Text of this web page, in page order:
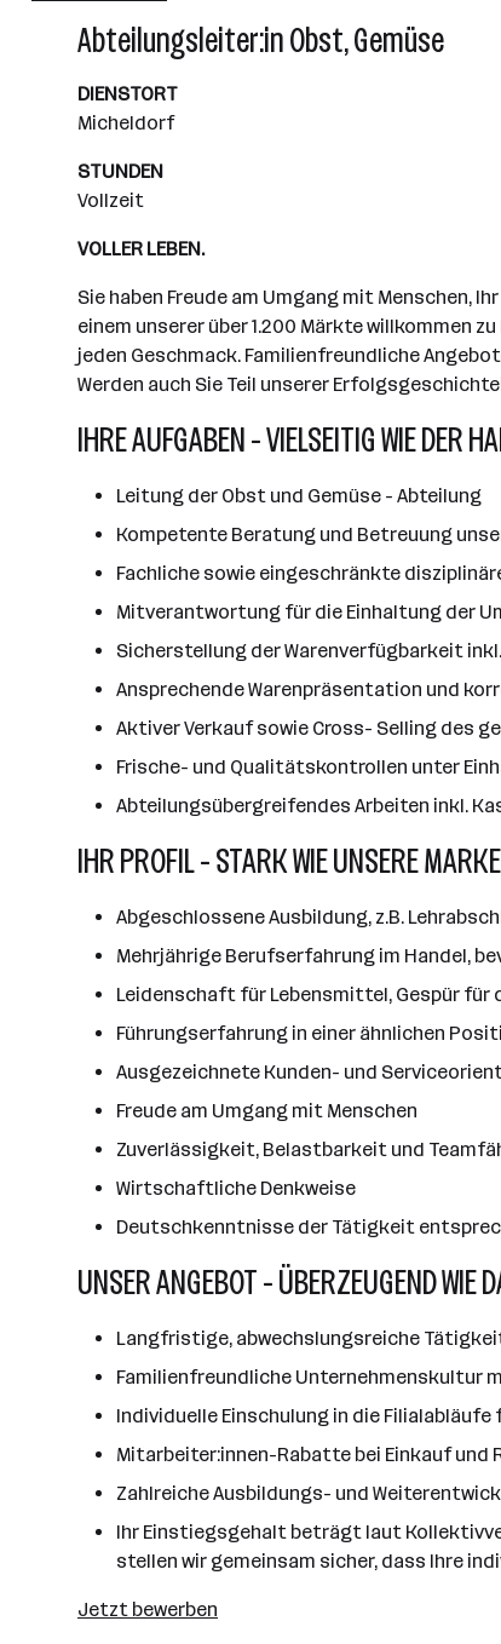
Wiener Neudorf
Abteilungsleiter:in Obst, Gemüse
DIENSTORT
Micheldorf
STUNDEN
Vollzeit
VOLLER LEBEN.
Sie haben Freude am Umgang mit Menschen,
einem unserer über 1.200 Märkte willkommen
jeden Geschmack. Familienfreundliche
Werden auch Sie Teil unserer
IHRE AUFGABEN - VIELSEITIG WIE DER
Leitung der Obst und Gemüse - Abteilung
Kompetente Beratung und Betreuung
Fachliche sowie eingeschränkte
Mitverantwortung für die Einhaltung der
Sicherstellung der Warenverfügbarkeit
Ansprechende Warenpräsentation und
Aktiver Verkauf sowie Cross- Selling des
Frische- und Qualitätskontrollen unter
Abteilungsübergreifendes Arbeiten inkl.
IHR PROFIL - STARK WIE UNSERE
Abgeschlossene Ausbildung, z.B.
Mehrjährige Berufserfahrung im Handel,
Leidenschaft für Lebensmittel, Gespür für
Führungserfahrung in einer ähnlichen
Ausgezeichnete Kunden- und
Freude am Umgang mit Menschen
Zuverlässigkeit, Belastbarkeit und
Wirtschaftliche Denkweise
Deutschkenntnisse der Tätigkeit
UNSER ANGEBOT - ÜBERZEUGEND WIE
Langfristige, abwechslungsreiche
Familienfreundliche Unternehmenskultur
Individuelle Einschulung in die
Mitarbeiter:innen-Rabatte bei Einkauf und
Zahlreiche Ausbildungs- und
Ihr Einstiegsgehalt beträgt laut
stellen wir gemeinsam sicher, dass Ihre
Jetzt bewerben